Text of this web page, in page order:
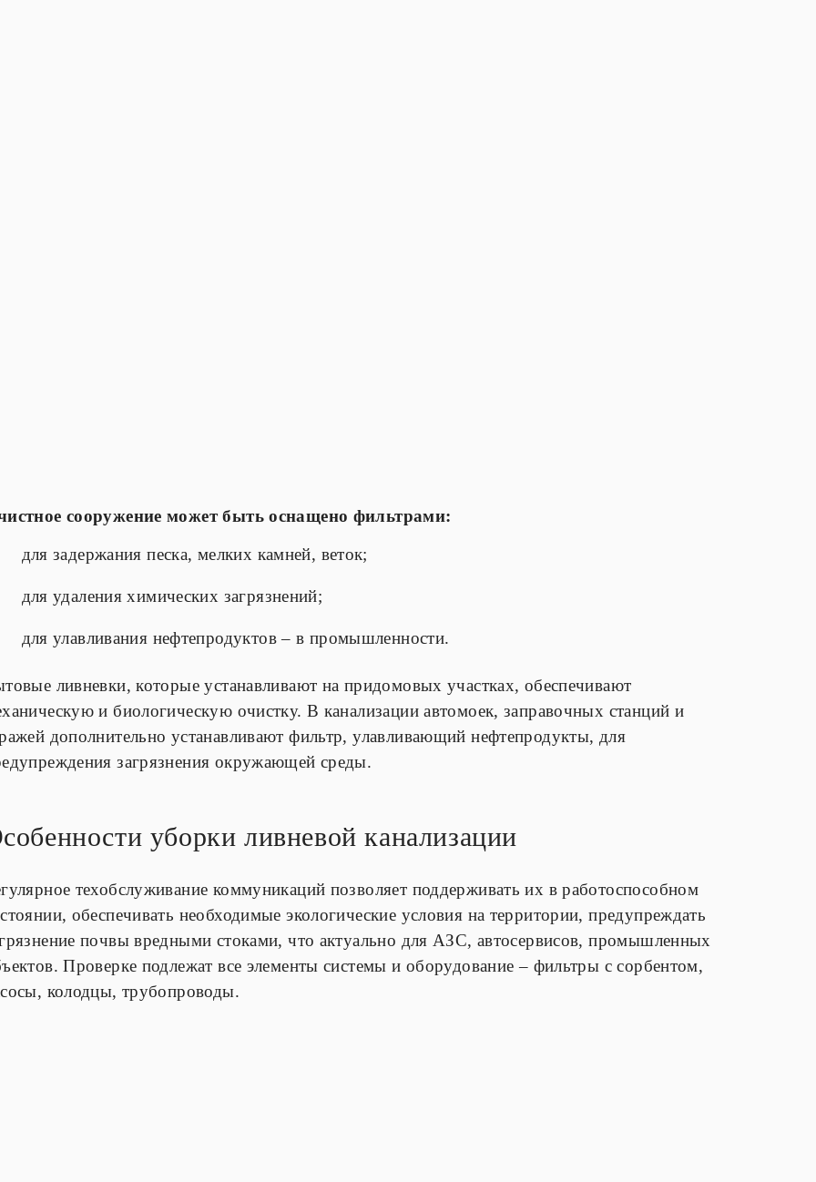
сооружение может быть оснащено фильтрами:
для задержания песка, мелких камней, веток;
для удаления химических загрязнений;
для улавливания нефтепродуктов – в промышленности.
ливневки, которые устанавливают на придомовых участках, обеспечивают
и биологическую очистку. В канализации автомоек, заправочных станций и
дополнительно устанавливают фильтр, улавливающий нефтепродукты, для
загрязнения окружающей среды.
уборки ливневой канализации
техобслуживание коммуникаций позволяет поддерживать их в работоспособном
обеспечивать необходимые экологические условия на территории, предупреждать
почвы вредными стоками, что актуально для АЗС, автосервисов, промышленных
Проверке подлежат все элементы системы и оборудование – фильтры с сорбентом,
колодцы, трубопроводы.